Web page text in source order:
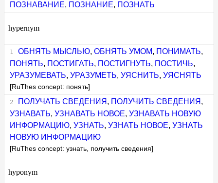
ПОЗНАВАНИЕ, ПОЗНАНИЕ, ПОЗНАТЬ
hypernym
ОБНЯТЬ МЫСЛЬЮ, ОБНЯТЬ УМОМ, ПОНИМАТЬ,
ПОНЯТЬ, ПОСТИГАТЬ, ПОСТИГНУТЬ, ПОСТИЧЬ,
УРАЗУМЕВАТЬ,УРАЗУМЕТЬ,УЯСНИТЬ,УЯСНЯТЬ
[RuThes concept: понять]
ПОЛУЧАТЬ СВЕДЕНИЯ , ПОЛУЧИТЬ СВЕДЕНИЯ ,
УЗНАВАТЬ,УЗНАВАТЬ НОВОЕ,УЗНАВАТЬ НОВУЮ
ИНФОРМАЦИЮ,УЗНАТЬ,УЗНАТЬ НОВОЕ,УЗНАТЬ
НОВУЮ ИНФОРМАЦИЮ
[RuThes concept: узнать, получить сведения]
hyponym